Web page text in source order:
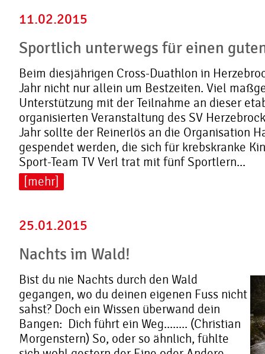
11.02.2015
Sportlich unterwegs für einen
Beim diesjährigen Cross-Duathlon in
Jahr nicht nur allein um Bestzeiten. Viel
Unterstützung mit der Teilnahme an dieser
organisierten Veranstaltung des SV
Jahr sollte der Reinerlös an die Organisation
gespendet werden, die sich für krebskranke
Sport-Team TV Verl trat mit fünf Sportlern...
[mehr]
25.01.2015
Nachts im Wald!
Bist du nie Nachts durch den Wald
gegangen, wo du deinen eigenen Fuss nicht
sahst? Doch ein Wissen überwand dein
Bangen: Dich führt ein Weg........ (Christian
Morgenstern) So, oder so ähnlich, fühlte